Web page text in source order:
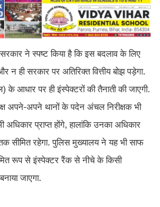
सरकार ने स्पष्ट किया है कि इस बदलाव के लिए
ही सरकार पर अतिरिक्त वित्तीय बोझ पड़ेगा.
आधार पर ही इंस्पेक्टरों की तैनाती की जाएगी.
अपने-अपने थानों के पदेन अंचल निरीक्षक भी
प्राप्त होंगे, हालांकि उनका अधिकार
सीमित रहेगा. पुलिस मुख्यालय ने यह भी साफ
रूप से इंस्पेक्टर रैंक से नीचे के किसी
जाएगा.